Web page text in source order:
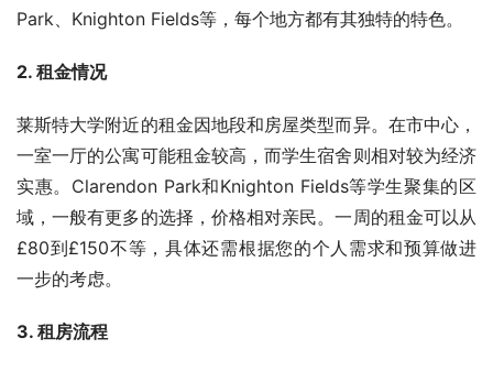
Park、Knighton Fields等，每个地方都有其独特的特色。
2. 租金情况
莱斯特大学附近的租金因地段和房屋类型而异。在市中心，
一室一厅的公寓可能租金较高，而学生宿舍则相对较为经济
实惠。Clarendon Park和Knighton Fields等学生聚集的区
域，一般有更多的选择，价格相对亲民。一周的租金可以从
£80到£150不等，具体还需根据您的个人需求和预算做进
一步的考虑。
3. 租房流程